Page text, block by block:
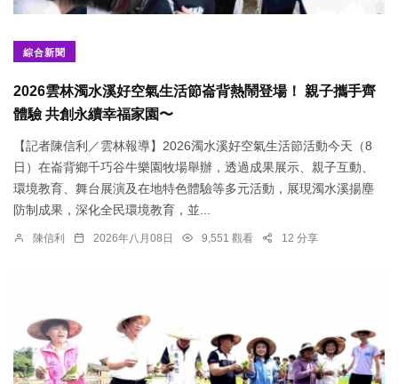
綜合新聞
2026雲林濁水溪好空氣生活節崙背熱鬧登場！ 親子攜手齊
體驗 共創永續幸福家園〜
【記者陳信利／雲林報導】2026濁水溪好空氣生活節活動今天（8
日）在崙背鄉千巧谷牛樂園牧場舉辦，透過成果展示、親子互動、
環境教育、舞台展演及在地特色體驗等多元活動，展現濁水溪揚塵
防制成果，深化全民環境教育，並...
陳信利 2026年八月08日 9,551 觀看 12 分享